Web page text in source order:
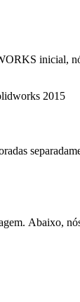
inicial,
Abaixo,